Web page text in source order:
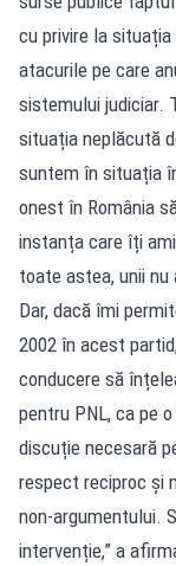
cu privire la
atacurile pe care
sistemului judiciar.
situația neplăcută
suntem în situația
onest în România
instanța care îți
toate astea, unii nu
Dar, dacă îmi
2002 în acest
conducere să
pentru PNL, ca pe
discuție necesară
respect reciproc și
non‑argumentului.
intervenție,” a